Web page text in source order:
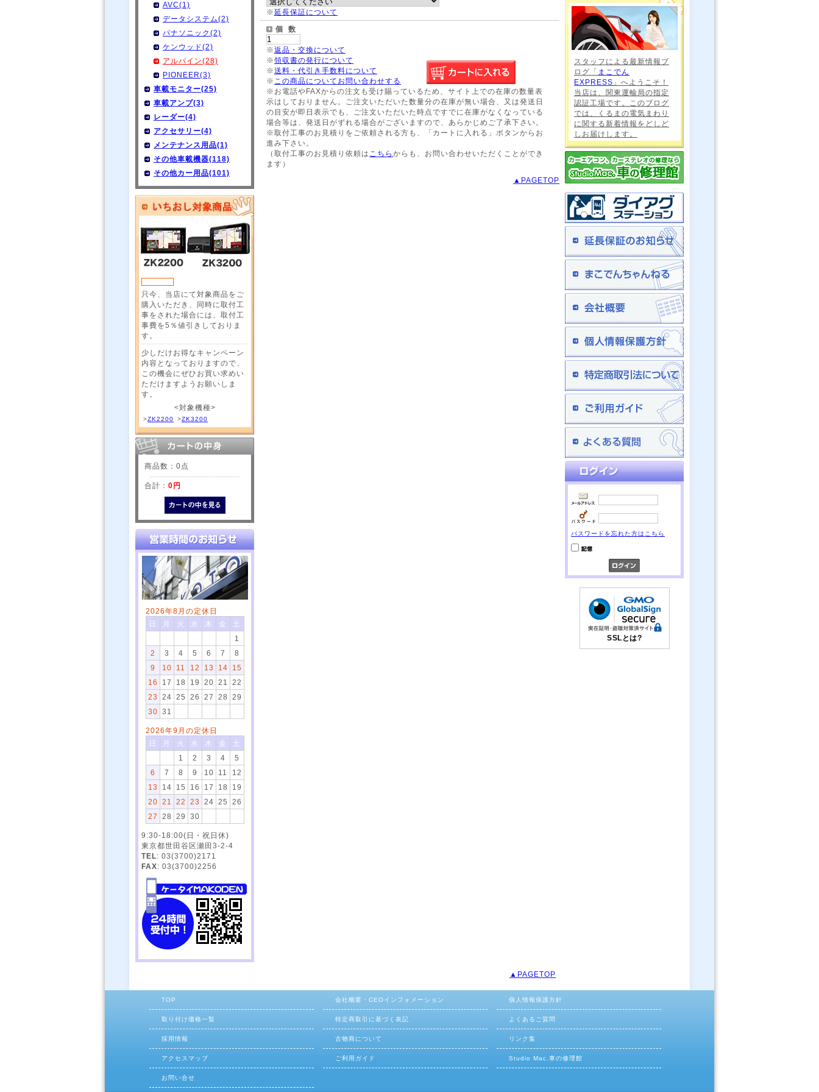
AVC(1)
データシステム(2)
パナソニック(2)
ケンウッド(2)
アルパイン(28)
PIONEER(3)
車載モニター(25)
車載アンプ(3)
レーダー(4)
アクセサリー(4)
メンテナンス用品(1)
その他車載機器(118)
その他カー用品(101)
只今、当店にて対象商品をご
購入いただき、同時に取付工
事をされた場合には、取付工
事費を5％値引きしておりま
す。
少しだけお得なキャンペーン
内容となっておりますので、
この機会にぜひお買い求めい
ただけますようお願いしま
す。
<対象機種>
>ZK2200 >ZK3200
商品数：0点
合計： 0円
2026年8月の定休日
日
月 火 水 木 金
土
1
2
3 4 5 6 7
8
9
10 11 12 13 14
15
16
17 18 19 20 21
22
23
24 25 26 27 28
29
30
31
2026年9月の定休日
日
月 火 水 木 金
土
1
2 3 4
5
6
7 8 9 10 11
12
13
14 15 16 17 18
19
20
21 22 23 24 25
26
27
28 29 30
9:30-18:00(日・祝日休)
東京都世田谷区瀬田3-2-4
TEL: 03(3700)2171
FAX: 03(3700)2256
※延長保証について
個 数
※返品・交換について
※領収書の発行について
※送料・代引き手数料について
※ この商品についてお問い合わせする
※お電話やFAXからの注文も受け賜っているため、サイト上での在庫の数量表
示はしておりません。ご注文いただいた数量分の在庫が無い場合、又は発送日
の目安が即日表示でも、ご注文いただいた時点ですでに在庫がなくなっている
場合等は、発送日がずれる場合がございますので、あらかじめご了承下さい。
※取付工事のお見積りをご依頼される方も、「カートに入れる」ボタンからお
進み下さい。
（取付工事のお見積り依頼は こちら からも、お問い合わせいただくことができ
ます）
▲PAGETOP
スタッフによる最新情報ブ
ログ「 まこでん
EXPRESS 」へようこそ！
当店は、関東運輸局の指定
認証工場です。このブログ
では、くるまの電気まわり
に関する新着情報をどしど
しお届けします。
パスワードを忘れた方はこちら
SSLとは?
▲PAGETOP
TOP 会社概要・CEOインフォメーション 個人情報保護方針
取り付け価格一覧 特定商取引に基づく表記 よくあるご質問
採用情報 古物商について リンク集
アクセスマップ ご利用ガイド Studio Mac.車の修理館
お問い合せ